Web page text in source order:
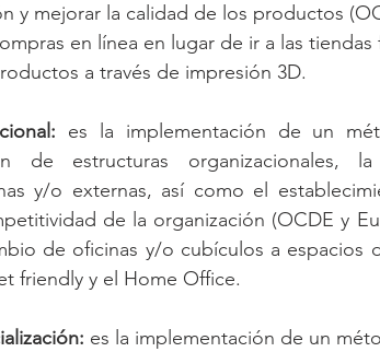
y mejorar la calidad de los productos
en línea en lugar de ir a las tiendas
a través de impresión 3D.
es la implementación de un
de estructuras organizacionales,
y/o externas, así como el
de la organización (OCDE y
de oficinas y/o cubículos a espacios
friendly y el Home Office.
es la implementación de un